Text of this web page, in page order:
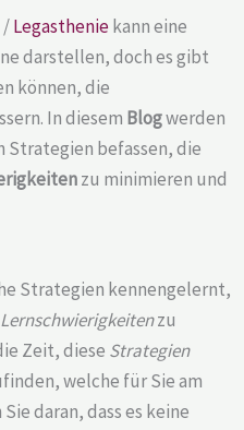
/Legastheniekann eine
darstellen, doch es gibt
können, die
In diesem Blogwerden
Strategien befassen, die
zu minimieren und
Strategien kennengelernt,
Lernschwierigkeitenzu
Zeit, diese Strategien
welche für Sie am
daran, dass es keine